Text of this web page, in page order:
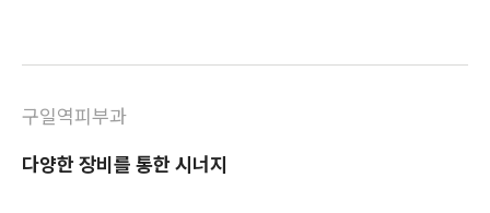
구일역피부과
다양한 장비를 통한 시너지